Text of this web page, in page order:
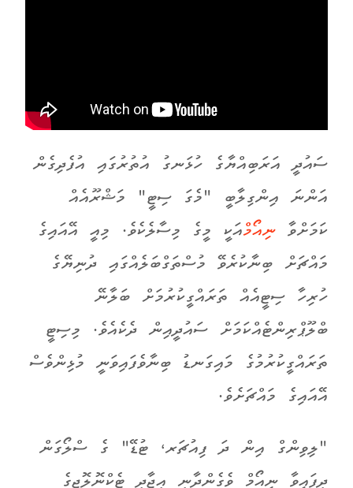
ސައުދީ އަރަބިއްޔާގެ ހުޅަނގު އުތުރުގައި އުފެދިގެން
އަންނަ އިންގިލާބީ "މެގަ ސިޓީ" މަޝްރޫއެއް
ކަމަށްވާ ނިއޯމްއަކީ މީގެ މިސާލެކެވެ. މިއީ އޭއައިގެ
މައްޗަށް ބިނާކުރެވޭ މުސްތަގްބަލެއްގައި ދުނިޔޭގެ
ހުރިހާ ސިޓީއެއް ތަރައްގީކުރުމަށް ބަލާނޭ
ބްލޫޕްރިންޓެއްކަމަށް ސައުދީއިން ދެކެއެވެ. މިސިޓީ
ތަރައްގީކުރުމުގެ މައިގަނޑު ބިނާވެފައިވަނީ މުޅިންވެސް
އޭއައިގެ މައްޗަށެވެ.
"ލިވިންގް އިން ދަ ފިއުޗަރ، ޓުޑޭ" ގެ ސްލޯގަން
ދީފައިވާ ނިއޯމް ވެގެންދާނީ އީޖާދީ ޓެކްނޮލޮޖީގެ